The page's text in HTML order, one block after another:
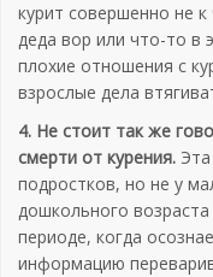
курит совершенно не
деда вор или что-то в
плохие отношения с
взрослые дела
4. Не стоит так же
смерти от курения.
подростков, но не у
дошкольного
периоде, когда
информацию